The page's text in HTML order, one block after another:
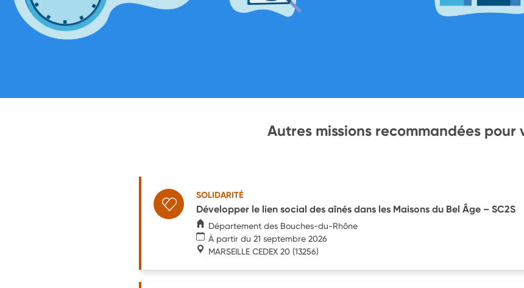
Autres missions recommandées pour
SOLIDARITÉ
Développer le lien social des aînés dans les Maisons du Bel Âge – SC2S
Département des Bouches-du-Rhône
À partir du 21 septembre 2026
MARSEILLE CEDEX 20 (13256)